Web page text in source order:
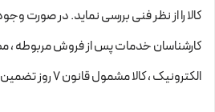
کالا را از نظر فنی بررسی نماید. در صورت
کارشناسان خدمات پس از فروش مربوطه ،
الکترونیک ، کالا مشمول قانون ۷ روز تضمین طلایی تعویض می گردد.